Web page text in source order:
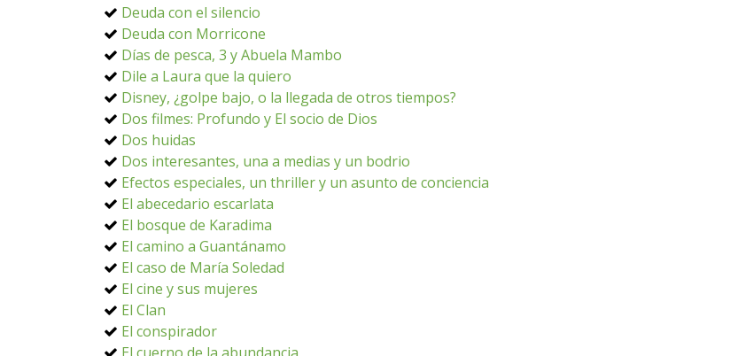
Deuda con el silencio
Deuda con Morricone
Días de pesca, 3 y Abuela Mambo
Dile a Laura que la quiero
Disney, ¿golpe bajo, o la llegada de otros tiempos?
Dos filmes: Profundo y El socio de Dios
Dos huidas
Dos interesantes, una a medias y un bodrio
Efectos especiales, un thriller y un asunto de conciencia
El abecedario escarlata
El bosque de Karadima
El camino a Guantánamo
El caso de María Soledad
El cine y sus mujeres
El Clan
El conspirador